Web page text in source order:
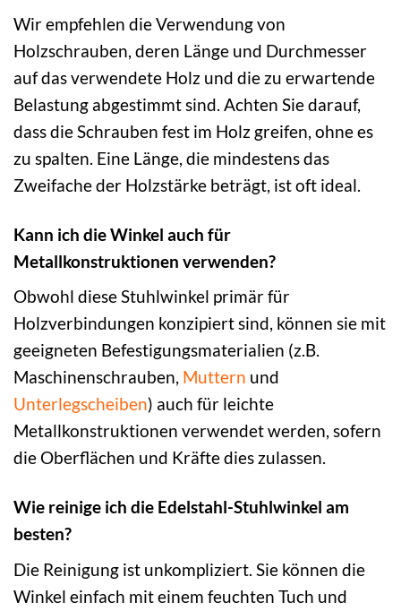
Wir empfehlen die Verwendung von
Holzschrauben, deren Länge und Durchmesser
auf das verwendete Holz und die zu erwartende
Belastung abgestimmt sind. Achten Sie darauf,
dass die Schrauben fest im Holz greifen, ohne es
zu spalten. Eine Länge, die mindestens das
Zweifache der Holzstärke beträgt, ist oft ideal.
Kann ich die Winkel auch für
Metallkonstruktionen verwenden?
Obwohl diese Stuhlwinkel primär für
Holzverbindungen konzipiert sind, können sie mit
geeigneten Befestigungsmaterialien (z.B.
Maschinenschrauben, Muttern und
Unterlegscheiben) auch für leichte
Metallkonstruktionen verwendet werden, sofern
die Oberflächen und Kräfte dies zulassen.
Wie reinige ich die Edelstahl-Stuhlwinkel am
besten?
Die Reinigung ist unkompliziert. Sie können die
Winkel einfach mit einem feuchten Tuch und